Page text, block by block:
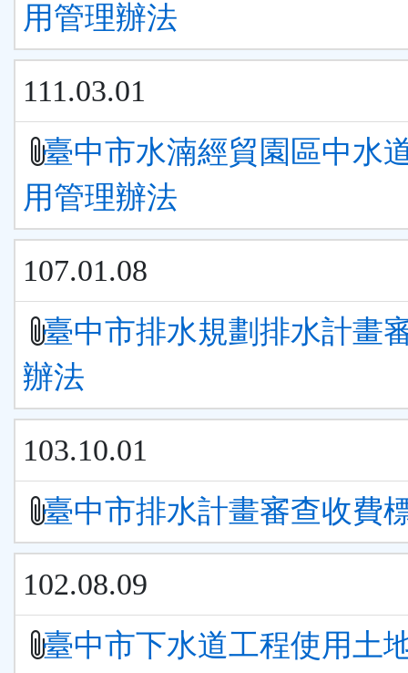
用管理辦法
111.03.01
臺中市水湳經貿園區中水
用管理辦法
107.01.08
臺中市排水規劃排水計畫
辦法
103.10.01
臺中市排水計畫審查收費
102.08.09
臺中市下水道工程使用土